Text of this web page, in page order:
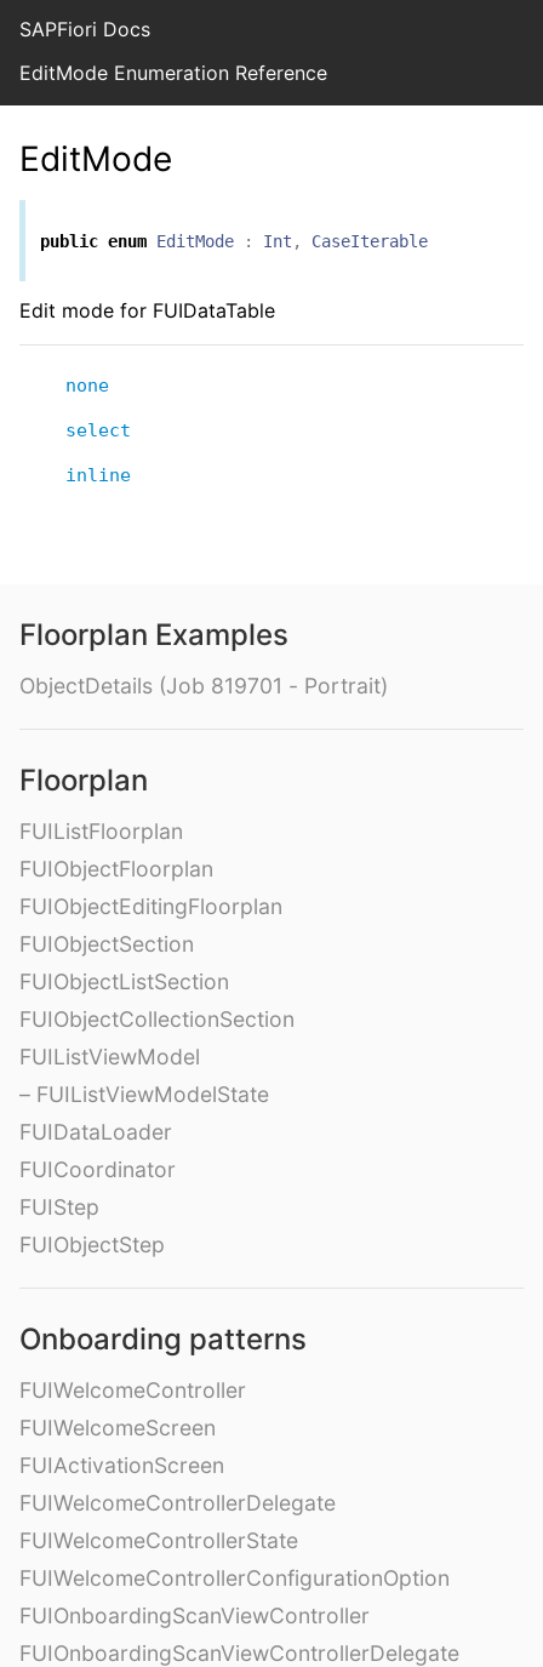
SAPFiori Docs
EditMode Enumeration Reference
EditMode
public enum EditMode : Int , CaseIterable
Edit mode for FUIDataTable
none
select
inline
Floorplan Examples
ObjectDetails (Job 819701 - Portrait)
Floorplan
FUIListFloorplan
FUIObjectFloorplan
FUIObjectEditingFloorplan
FUIObjectSection
FUIObjectListSection
FUIObjectCollectionSection
FUIListViewModel
– FUIListViewModelState
FUIDataLoader
FUICoordinator
FUIStep
FUIObjectStep
Onboarding patterns
FUIWelcomeController
FUIWelcomeScreen
FUIActivationScreen
FUIWelcomeControllerDelegate
FUIWelcomeControllerState
FUIWelcomeControllerConfigurationOption
FUIOnboardingScanViewController
FUIOnboardingScanViewControllerDelegate